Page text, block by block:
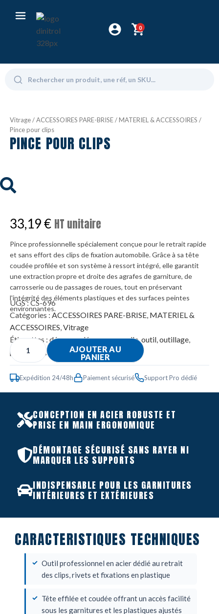
0
Vitrage/ACCESSOIRES PARE-BRISE/MATERIEL & ACCESSOIRES /
Pince pour clips
PINCE POUR CLIPS
33,19€ HT unitaire
Pince professionnelle spécialement conçue pour le retrait rapide
et sans effort des clips de fixation automobile. Grâce à sa tête
coudée profilée et son système à ressort intégré, elle garantit
une extraction propre et droite des agrafes de garniture, de
carrosserie ou de passages de roues, tout en préservant
l'intégrité des éléments plastiques et des surfaces peintes
environnantes.
UGS :CS-696
Catégories : ACCESSOIRES PARE-BRISE, MATERIEL &
ACCESSOIRES,Vitrage
Étiquettes : découpe,dépose,manuelle,outil,outillage,
pare-brise , parebrise,proglass
AJOUTER AU
PANIER
Expédition 24/48h Paiement sécurisé Support Pro dédié
CONCEPTION EN ACIER ROBUSTE ET
PRISE EN MAIN ERGONOMIQUE
DÉMONTAGE SÉCURISÉ SANS RAYER NI
MARQUER LES SUPPORTS
INDISPENSABLE POUR LES GARNITURES
INTÉRIEURES ET EXTÉRIEURES
CARACTERISTIQUES TECHNIQUES
Outil professionnel en acier dédié au retrait
des clips, rivets et fixations en plastique
Tête effilée et coudée offrant un accès facilité
sous les garnitures et les plastiques ajustés